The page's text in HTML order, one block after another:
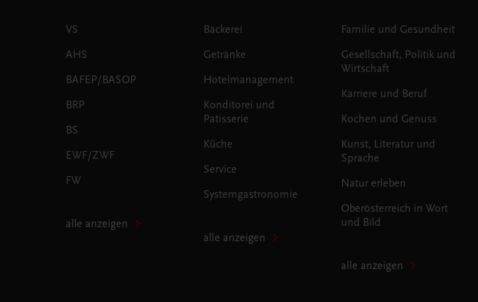
VS
AHS
BAFEP/BASOP
BRP
BS
EWF/ZWF
FW
alle anzeigen
Bäckerei
Getränke
Hotelmanagement
Konditorei und
Patisserie
Küche
Service
Systemgastronomie
alle anzeigen
Familie und Gesundheit
Gesellschaft, Politik und
Wirtschaft
Karriere und Beruf
Kochen und Genuss
Kunst, Literatur und
Sprache
Natur erleben
Oberösterreich in Wort
und Bild
alle anzeigen